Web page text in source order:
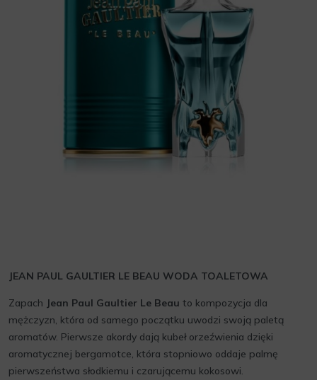
JEAN PAUL GAULTIER LE BEAU WODA TOALETOWA
Zapach Jean Paul Gaultier Le Beau to kompozycja dla
mężczyzn, która od samego początku uwodzi swoją paletą
aromatów. Pierwsze akordy dają kubeł orzeźwienia dzięki
aromatycznej bergamotce, która stopniowo oddaje palmę
pierwszeństwa słodkiemu i czarującemu kokosowi.